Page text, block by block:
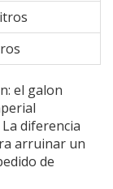
el galon
diferencia
arruinar un
de